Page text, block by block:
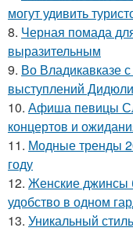
могут удивить
8. Черная помада
выразительным
9. Во Владикавказе
выступлений Дидюли
10. Афиша певицы
концертов и
11. Модные тренды
году
12. Женские джинсы
удобство в одном
13. Уникальный